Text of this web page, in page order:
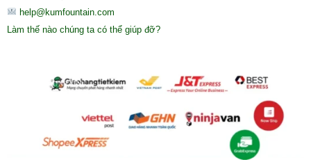
help@kumfountain.com
Làm thế nào chúng ta có thể giúp đỡ?